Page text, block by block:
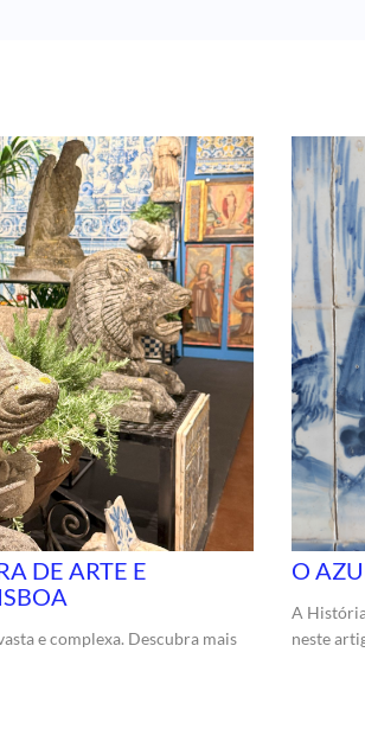
DE ARTE E
e complexa. Descubra mais
O
A
neste